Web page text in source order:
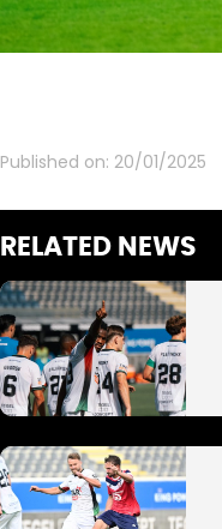
Published on: 20/01/2025
RELATED NEWS